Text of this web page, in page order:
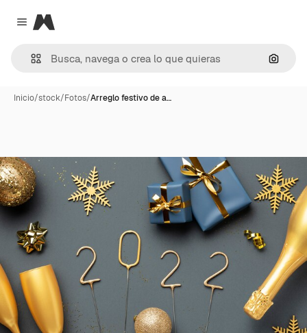
Close menu
Magnific
Inicio/stock/Fotos/Arreglo festivo de a…